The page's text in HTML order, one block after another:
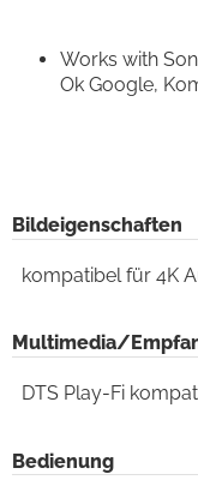
Works with
Ok Google,
Bildeigenschaften
kompatibel für 4K
Multimedia/
DTS Play-Fi
Bedienung